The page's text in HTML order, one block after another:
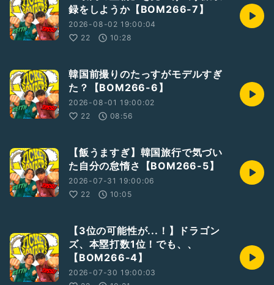
録をしようか【BOM266-7】
2026-08-02 19:00:04
22
10:28
韓国前撮りのたっすがモデルすぎ
た？【BOM266-6】
2026-08-01 19:00:02
22
08:56
【飯うますぎ】韓国旅行で気づい
た自分の怠惰さ【BOM266-5】
2026-07-31 19:00:06
22
10:05
【3位の可能性が...！】ドラゴン
ズ、本塁打数1位！でも、、
【BOM266-4】
2026-07-30 19:00:03